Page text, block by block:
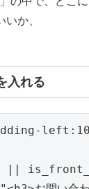
か、
入れる
||